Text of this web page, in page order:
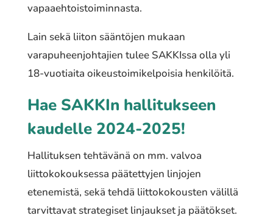
vapaaehtoistoiminnasta.
Lain sekä liiton sääntöjen mukaan
varapuheenjohtajien tulee SAKKIssa olla yli
18-vuotiaita oikeustoimikelpoisia henkilöitä.
Hae SAKKIn hallitukseen
kaudelle 2024-2025!
Hallituksen tehtävänä on mm. valvoa
liittokokouksessa päätettyjen linjojen
etenemistä, sekä tehdä liittokokousten välillä
tarvittavat strategiset linjaukset ja päätökset.